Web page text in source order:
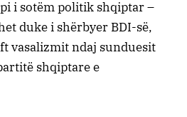
i sotëm politik shqiptar –
duke i shërbyer BDI-së,
vasalizmit ndaj sunduesit
shqiptare e